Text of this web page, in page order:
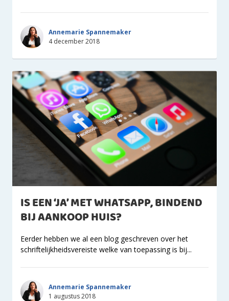
Annemarie Spannemaker
4 december 2018
IS EEN ‘JA’ MET WHATSAPP, BINDEND
BIJ AANKOOP HUIS?
Eerder hebben we al een blog geschreven over het
schriftelijkheidsvereiste welke van toepassing is bij...
Annemarie Spannemaker
1 augustus 2018